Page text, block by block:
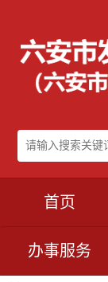
首页
办事服务